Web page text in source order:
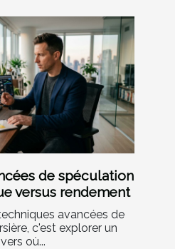
de spéculation
versus rendement
avancées de
c'est explorer un
où...